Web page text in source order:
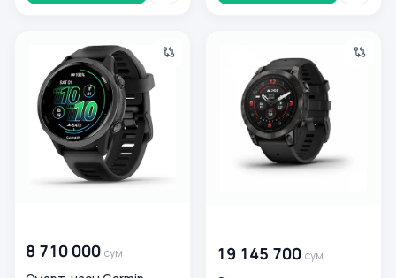
Смарт-часы Garmin Forerunner 570, черный
8 710 000 сум 19 145 700 сум